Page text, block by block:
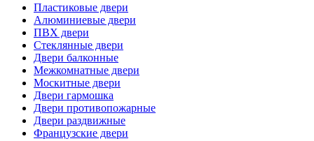
Пластиковые двери
Алюминиевые двери
ПВХ двери
Стеклянные двери
Двери балконные
Межкомнатные двери
Москитные двери
Двери гармошка
Двери противопожарные
Двери раздвижные
Французские двери